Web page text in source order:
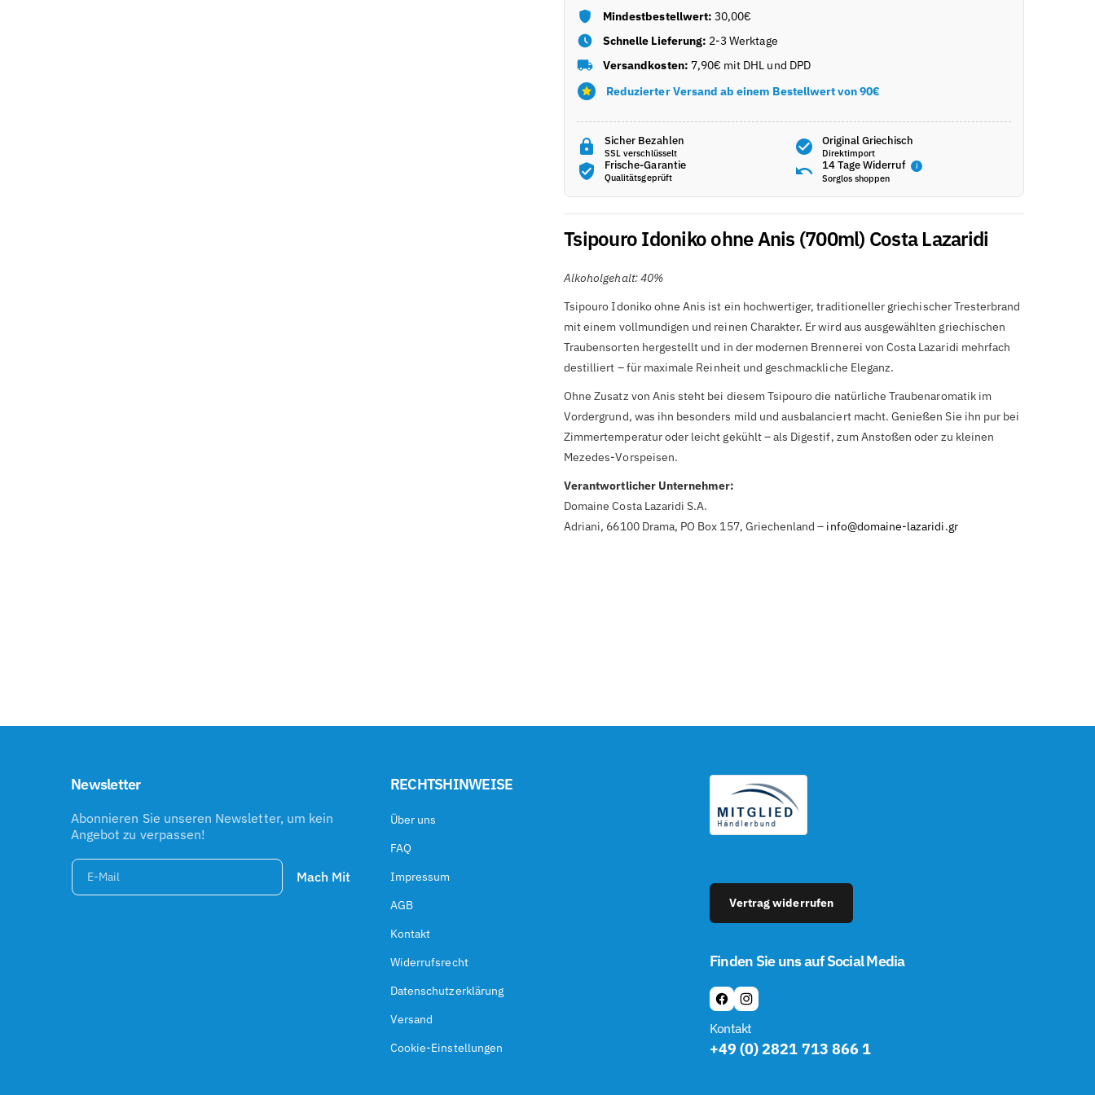
¢â
verringernerhöhen
Mindestbestellwert: 30,00€
Schnelle Lieferung: 2-3 Werktage
Versandkosten: 7,90€ mit DHL und DPD
Reduzierter Versand ab einem Bestellwert von 90€
Sicher Bezahlen
SSL verschlüsselt
Original Griechisch
Direktimport
Frische-Garantie
Qualitätsgeprüft
14 Tage Widerruf i
Sorglos shoppen
Tsipouro Idoniko ohne Anis (700ml) Costa Lazaridi
Alkoholgehalt: 40%
Tsipouro Idoniko ohne Anis ist ein hochwertiger, traditioneller griechischer Tresterbrand
mit einem vollmundigen und reinen Charakter. Er wird aus ausgewählten griechischen
Traubensorten hergestellt und in der modernen Brennerei von Costa Lazaridi mehrfach
destilliert – für maximale Reinheit und geschmackliche Eleganz.
Ohne Zusatz von Anis steht bei diesem Tsipouro die natürliche Traubenaromatik im
Vordergrund, was ihn besonders mild und ausbalanciert macht. Genießen Sie ihn pur bei
Zimmertemperatur oder leicht gekühlt – als Digestif, zum Anstoßen oder zu kleinen
Mezedes-Vorspeisen.
Verantwortlicher Unternehmer:
Domaine Costa Lazaridi S.A.
Adriani, 66100 Drama, PO Box 157, Griechenland – info@domaine-lazaridi.gr
Newsletter
Abonnieren Sie unseren Newsletter, um kein
Angebot zu verpassen!
E-Mail Mach Mit
RECHTSHINWEISE
Über uns
FAQ
Impressum
AGB
Kontakt
Widerrufsrecht
Datenschutzerklärung
Versand
Cookie-Einstellungen
Vertrag widerrufen
Finden Sie uns auf Social Media
F
C
E
I
N
S
T
Kontakt
+49 (0) 2821 713 866 1